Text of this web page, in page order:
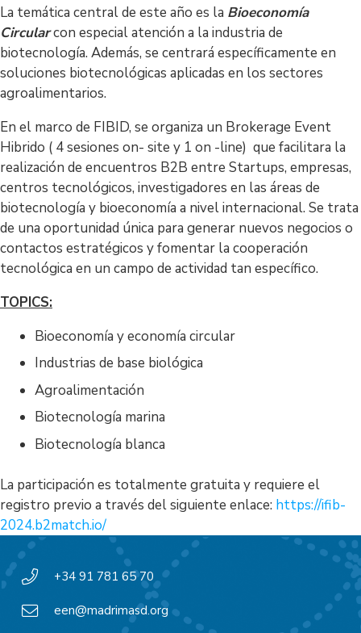
La temática central de este año es la Bioeconomía
Circularcon especial atención a la industria de
biotecnología. Además, se centrará específicamente en
soluciones biotecnológicas aplicadas en los sectores
agroalimentarios.
En el marco de FIBID, se organiza un Brokerage Event
Hibrido ( 4 sesiones on- site y 1 on -line) que facilitara la
realización de encuentros B2B entre Startups, empresas,
centros tecnológicos, investigadores en las áreas de
biotecnología y bioeconomía a nivel internacional. Se trata
de una oportunidad única para generar nuevos negocios o
contactos estratégicos y fomentar la cooperación
tecnológica en un campo de actividad tan específico.
TOPICS:
Bioeconomía y economía circular
Industrias de base biológica
Agroalimentación
Biotecnología marina
Biotecnología blanca
La participación es totalmente gratuita y requiere el
registro previo a través del siguiente enlace: https://ifib-
2024.b2match.io/
+34 91 781 65 70
een@madrimasd.org